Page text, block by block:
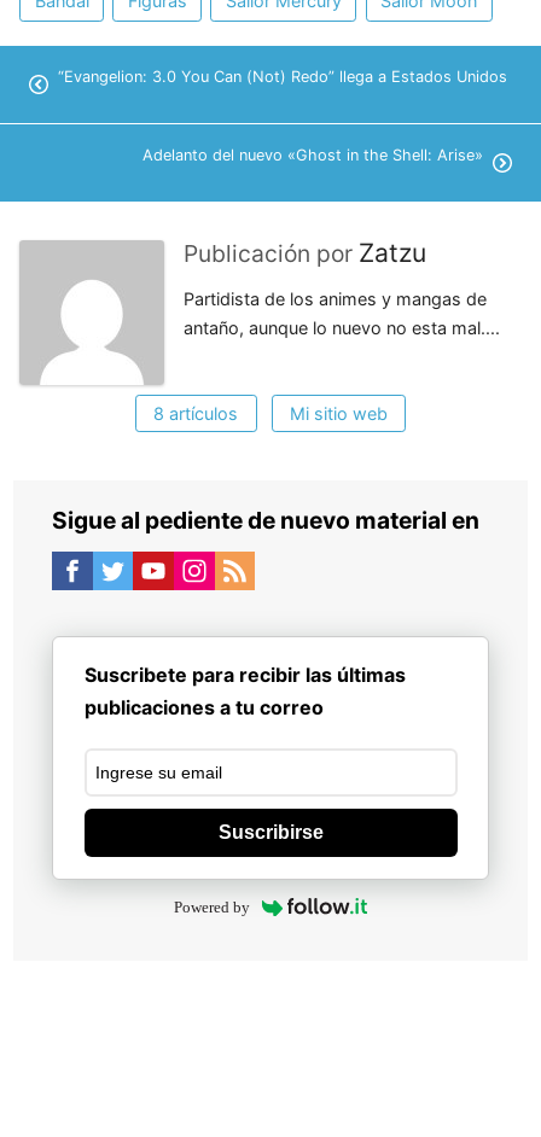
“Evangelion: 3.0 You Can (Not) Redo” llega a Estados Unidos
Adelanto del nuevo «Ghost in the Shell: Arise»
Publicación por Zatzu
Partidista de los animes y mangas de
antaño, aunque lo nuevo no esta mal....
8 artículos Mi sitio web
Sigue al pediente de nuevo material en
Suscribete para recibir las últimas
publicaciones a tu correo
Suscribirse
Powered by